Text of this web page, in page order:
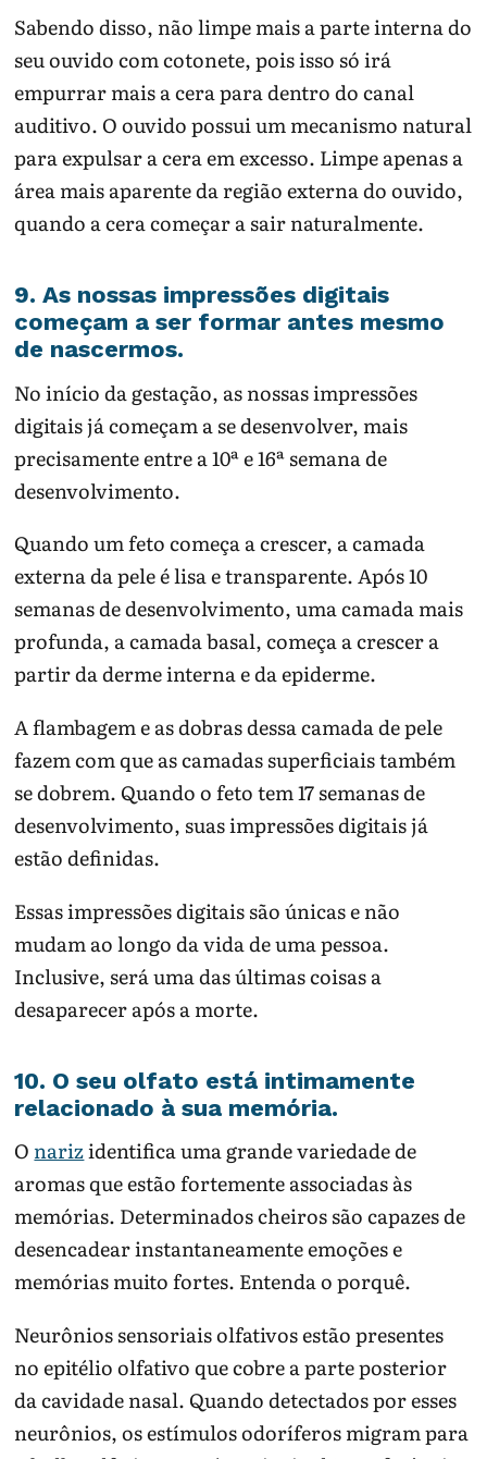
Sabendo disso, não limpe mais a parte interna do
seu ouvido com cotonete, pois isso só irá
empurrar mais a cera para dentro do canal
auditivo. O ouvido possui um mecanismo natural
para expulsar a cera em excesso. Limpe apenas a
área mais aparente da região externa do ouvido,
quando a cera começar a sair naturalmente.
9. As nossas impressões digitais
começam a ser formar antes mesmo
de nascermos.
No início da gestação, as nossas impressões
digitais já começam a se desenvolver, mais
precisamente entre a 10ª e 16ª semana de
desenvolvimento.
Quando um feto começa a crescer, a camada
externa da pele é lisa e transparente. Após 10
semanas de desenvolvimento, uma camada mais
profunda, a camada basal, começa a crescer a
partir da derme interna e da epiderme.
A flambagem e as dobras dessa camada de pele
fazem com que as camadas superficiais também
se dobrem. Quando o feto tem 17 semanas de
desenvolvimento, suas impressões digitais já
estão definidas.
Essas impressões digitais são únicas e não
mudam ao longo da vida de uma pessoa.
Inclusive, será uma das últimas coisas a
desaparecer após a morte.
10. O seu olfato está intimamente
relacionado à sua memória.
Onarizidentifica uma grande variedade de
aromas que estão fortemente associadas às
memórias. Determinados cheiros são capazes de
desencadear instantaneamente emoções e
memórias muito fortes. Entenda o porquê.
Neurônios sensoriais olfativos estão presentes
no epitélio olfativo que cobre a parte posterior
da cavidade nasal. Quando detectados por esses
neurônios, os estímulos odoríferos migram para